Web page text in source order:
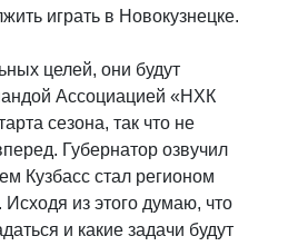
играть в Новокузнецке.
целей, они будут
Ассоциацией «НХК
сезона, так что не
Губернатор озвучил
Кузбасс стал регионом
из этого думаю, что
и какие задачи будут